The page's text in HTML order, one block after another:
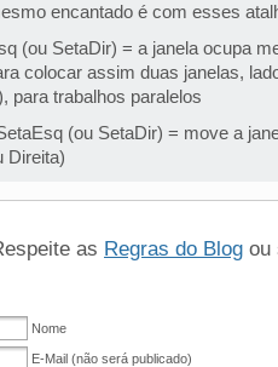
encantado é com esses
(ou SetaDir) = a janela ocupa
colocar assim duas janelas,
para trabalhos paralelos
(ou SetaDir) = move a
Direita)
as Regras do Blog ou
Nome
E-Mail (não será publicado)